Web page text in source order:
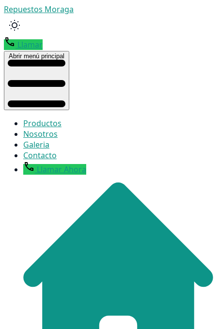
Repuestos Moraga
Llamar
Abrir menú principal
Productos
Nosotros
Galeria
Contacto
Llamar Ahora